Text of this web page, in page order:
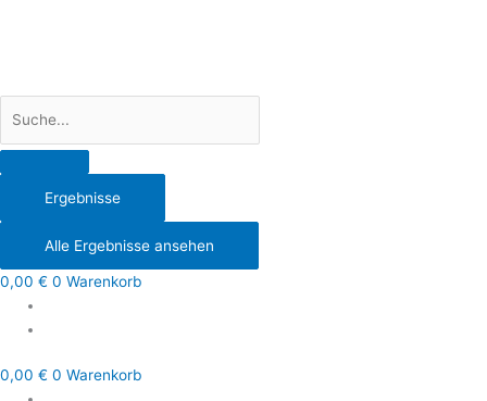
Ergebnisse
Alle Ergebnisse ansehen
0,00 € 0 Warenkorb
0,00 € 0 Warenkorb